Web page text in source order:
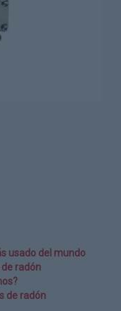
usado del mundo
radón
de radón